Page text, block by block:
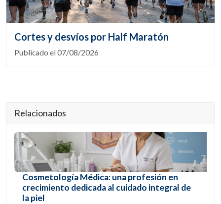
Cortes y desvíos por Half Maratón
Publicado el 07/08/2026
Relacionados
Cosmetología Médica: una profesión en
crecimiento dedicada al cuidado integral de
la piel